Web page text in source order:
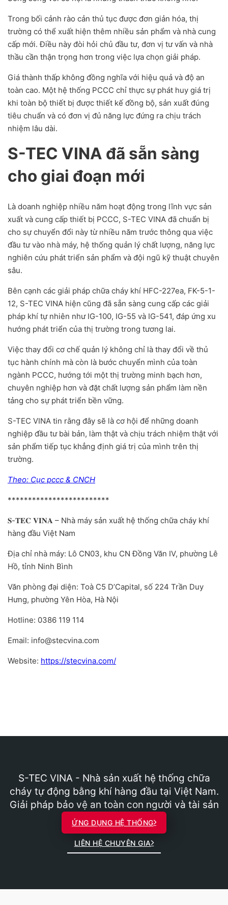
Trong bối cảnh rào cản thủ tục được đơn giản hóa, thị
trường có thể xuất hiện thêm nhiều sản phẩm và nhà cung
cấp mới. Điều này đòi hỏi chủ đầu tư, đơn vị tư vấn và nhà
thầu cần thận trọng hơn trong việc lựa chọn giải pháp.
Giá thành thấp không đồng nghĩa với hiệu quả và độ an
toàn cao. Một hệ thống PCCC chỉ thực sự phát huy giá trị
khi toàn bộ thiết bị được thiết kế đồng bộ, sản xuất đúng
tiêu chuẩn và có đơn vị đủ năng lực đứng ra chịu trách
nhiệm lâu dài.
S-TEC VINA đã sẵn sàng
cho giai đoạn mới
Là doanh nghiệp nhiều năm hoạt động trong lĩnh vực sản
xuất và cung cấp thiết bị PCCC, S-TEC VINA đã chuẩn bị
cho sự chuyển đổi này từ nhiều năm trước thông qua việc
đầu tư vào nhà máy, hệ thống quản lý chất lượng, năng lực
nghiên cứu phát triển sản phẩm và đội ngũ kỹ thuật chuyên
sâu.
Bên cạnh các giải pháp chữa cháy khí HFC-227ea, FK-5-1-
12, S-TEC VINA hiện cũng đã sẵn sàng cung cấp các giải
pháp khí tự nhiên như IG-100, IG-55 và IG-541, đáp ứng xu
hướng phát triển của thị trường trong tương lai.
Việc thay đổi cơ chế quản lý không chỉ là thay đổi về thủ
tục hành chính mà còn là bước chuyển mình của toàn
ngành PCCC, hướng tới một thị trường minh bạch hơn,
chuyên nghiệp hơn và đặt chất lượng sản phẩm làm nền
tảng cho sự phát triển bền vững.
S-TEC VINA tin rằng đây sẽ là cơ hội để những doanh
nghiệp đầu tư bài bản, làm thật và chịu trách nhiệm thật với
sản phẩm tiếp tục khẳng định giá trị của mình trên thị
trường.
Theo: Cục pccc & CNCH
*************************
𝐒-𝐓𝐄𝐂 𝐕𝐈𝐍𝐀 – Nhà máy sản xuất hệ thống chữa cháy khí
hàng đầu Việt Nam
Địa chỉ nhà máy: Lô CN03, khu CN Đồng Văn IV, phường Lê
Hồ, tỉnh Ninh Bình
Văn phòng đại diện: Toà C5 D’Capital, số 224 Trần Duy
Hưng, phường Yên Hòa, Hà Nội
Hotline: 0386 119 114
Email: info@stecvina.com
Website: https://stecvina.com/
S-TEC VINA - Nhà sản xuất hệ thống chữa
cháy tự động bằng khí hàng đầu tại Việt Nam.
Giải pháp bảo vệ an toàn con người và tài sản
ỨNG DỤNG HỆ THỐNG
LIÊN HỆ CHUYÊN GIA